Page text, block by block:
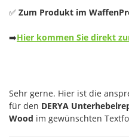
✅ Zum Produkt im
➡️Hier kommen Sie direkt
Sehr gerne. Hier ist die
für den DERYA
Wood im gewünschten